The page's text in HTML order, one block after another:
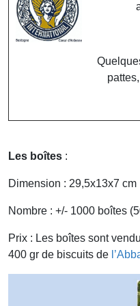
Les boîtes :
Dimension : 29,5x13x7 cm
Nombre : +/- 1000 boîtes
Prix : Les boîtes sont
400 gr de biscuits de